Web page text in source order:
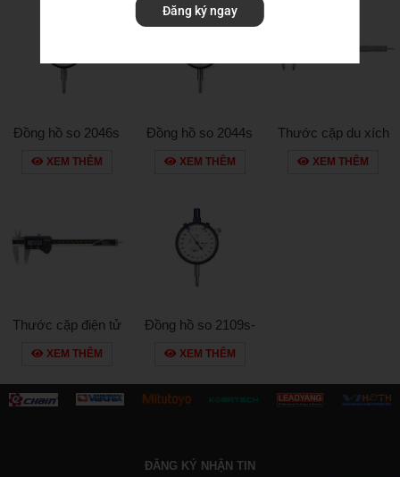
Đồng hồ so 2046s
XEM THÊM
Đồng hồ so 2044s
XEM THÊM
Thước cặp du xích
530-108
XEM THÊM
Thước cặp điện tử
500-181-20
XEM THÊM
Đồng hồ so 2109s-
XEM THÊM
ĐĂNG KÝ NHẬN TIN
Đăng ký ngay